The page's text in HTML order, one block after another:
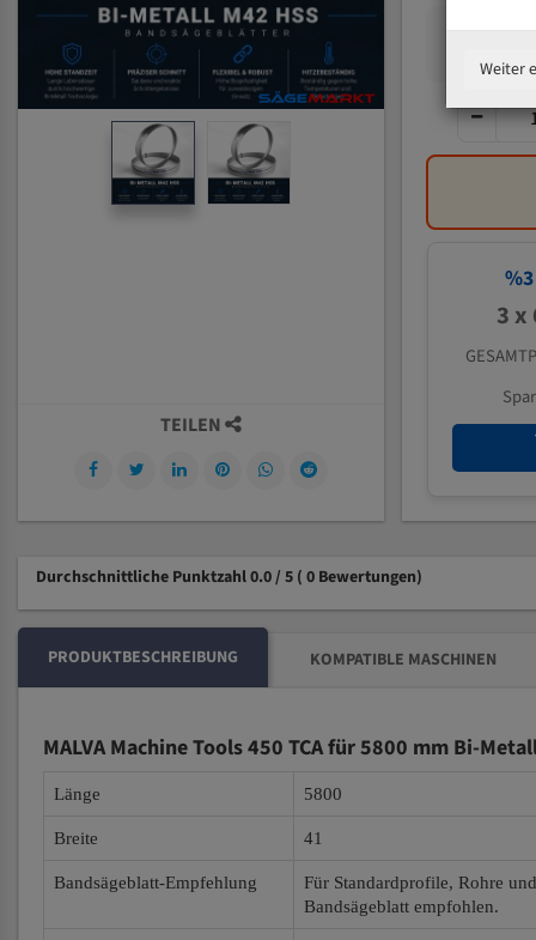
%3
3 x
TEILEN
Durchschnittliche Punktzahl 0.0 / 5 ( 0 Bewertungen)
PRODUKTBESCHREIBUNG KOMPATIBLE MASCHINEN
MALVA Machine Tools 450 TCA für 5800 mm Bi-
Länge 5800
Breite 41
Bandsägeblatt-Empfehlung
Für Standardprofile, Rohre
Bandsägeblatt empfohlen.
Weiter